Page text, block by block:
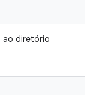
ao diretório